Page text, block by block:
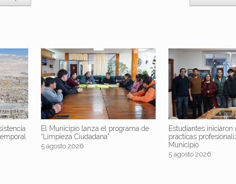
El Municipio lanza el programa de
“Limpieza Ciudadana”
5 agosto 2026
Estudiantes iniciaron
prácticas
Municipio
5 agosto 2026